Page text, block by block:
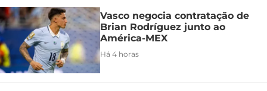
Vasco negocia contratação de
Brian Rodríguez junto ao
América-MEX
Há 4 horas